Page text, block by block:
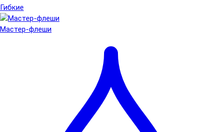
Гибкие
Мастер-флеши